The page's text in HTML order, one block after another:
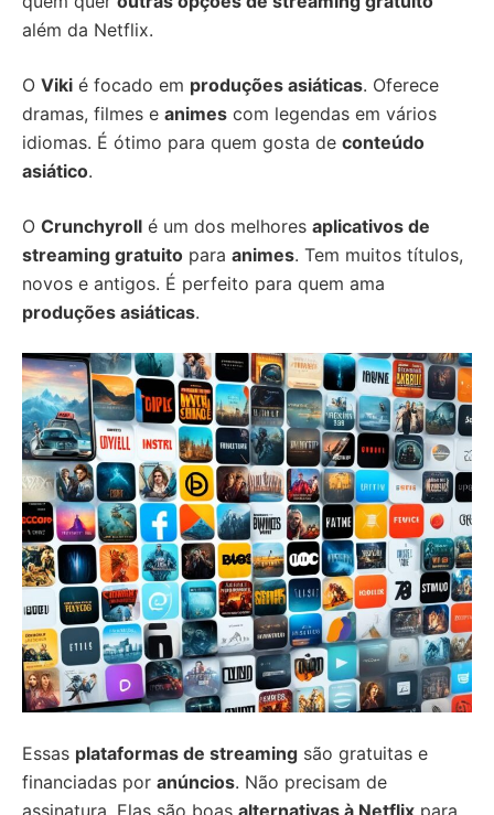
além da Netflix.
O Viki é focado em produções asiáticas. Oferece
dramas, filmes e animes com legendas em vários
idiomas. É ótimo para quem gosta de conteúdo
asiático.
O Crunchyroll é um dos melhores aplicativos de
streaming gratuito para animes. Tem muitos títulos,
novos e antigos. É perfeito para quem ama
produções asiáticas.
Essas plataformas de streaming são gratuitas e
financiadas por anúncios. Não precisam de
assinatura. Elas são boas alternativas à Netflix para